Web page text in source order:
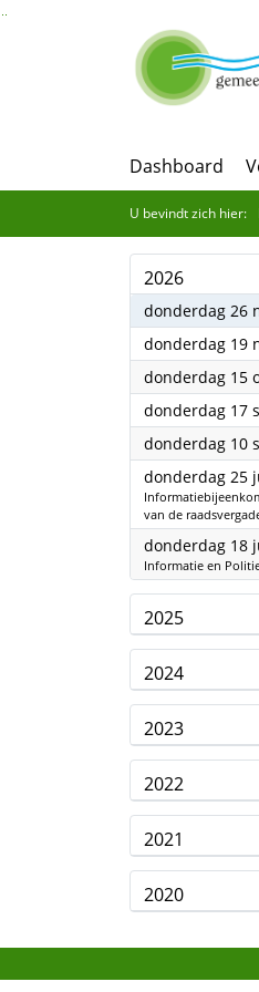
Ga naar de inhoud van deze
Ga naar het zoeken
Ga naar het menu
Dashboard
U bevindt zich hier:
2026
donderdag 26
donderdag 19
donderdag 15
donderdag 17
donderdag 10
donderdag 25
van de
donderdag 18
Informatie en
2025
2024
2023
2022
2021
2020